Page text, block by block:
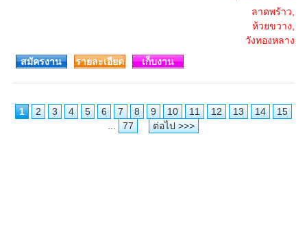
ลาดพร้าว,
ห้วยขวาง,
วังทองหลาง
สมัครงาน
รายละเอียด เก็บงาน
1 2 3 4 5 6 7 8 9 10 11 12 13 14
15
77 ต่อไป >>>